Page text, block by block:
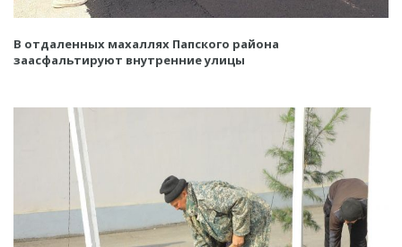
В отдаленных махаллях Папского района
заасфальтируют внутренние улицы